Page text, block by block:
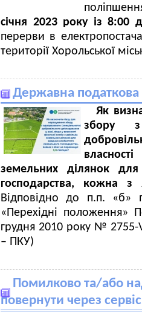
січня 2023року із 8:00
перерви в
території Хорольської
Державна
Як
збору з
земельних ділянок для
господарства, кожна
Відповідно до п.п.
«Перехідні положення»
грудня 2010 року № 2755-
– ПКУ)
Помилково та/або
повернути через